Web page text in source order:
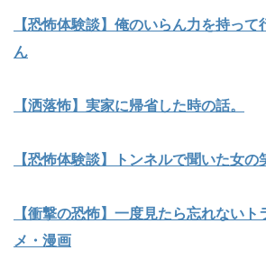
【恐怖体験談】俺のいらん力を持っ
ん
【洒落怖】実家に帰省した時の話。
【恐怖体験談】トンネルで聞いた女の
【衝撃の恐怖】一度見たら忘れない
メ・漫画